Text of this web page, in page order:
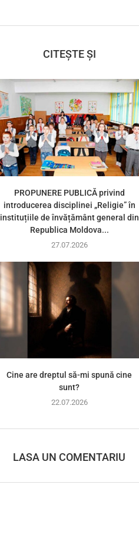
CITEȘTE ȘI
PROPUNERE PUBLICĂ privind
introducerea disciplinei „Religie” în
instituțiile de învățământ general din
Republica Moldova...
27.07.2026
Cine are dreptul să-mi spună cine
sunt?
22.07.2026
LASA UN COMENTARIU